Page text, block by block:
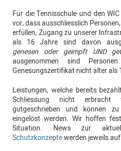
Für die Tennisschule und den
vor, dass ausschliesslich
erfüllen, Zugang zu unserer
als 16 Jahre sind davon
genesen oder geimpft UND
ausgenommen sind
Genesungszertifikat nicht älter als
Leistungen, welche bereits
Schliessung nicht erbracht
gutgeschrieben und können
eingelöst werden. Wir hoffen
Situation. News zur
Schutzkonzeptewerden jeweils